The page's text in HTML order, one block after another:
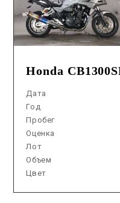
Honda
Дата
Год
Пробег
Оценка
Лот
Объем
Цвет